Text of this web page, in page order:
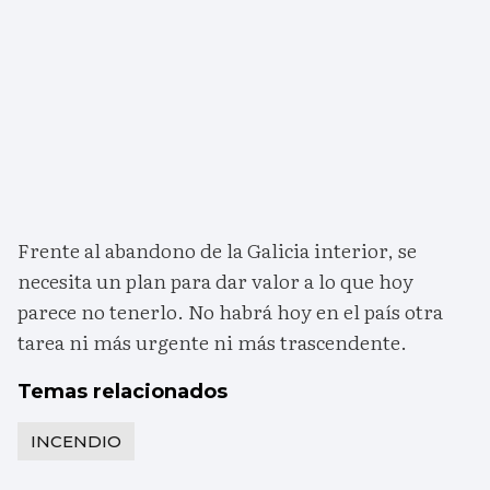
Frente al abandono de la Galicia interior, se
necesita un plan para dar valor a lo que hoy
parece no tenerlo. No habrá hoy en el país otra
tarea ni más urgente ni más trascendente.
Temas relacionados
INCENDIO